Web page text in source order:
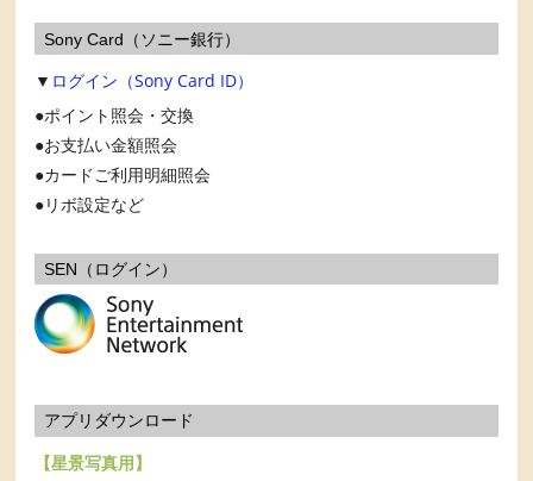
Sony Card（ソニー銀行）
▼ ログイン（Sony Card ID）
ポイント照会・交換
お支払い金額照会
カードご利用明細照会
リボ設定など
SEN（ログイン）
アプリダウンロード
【星景写真用】